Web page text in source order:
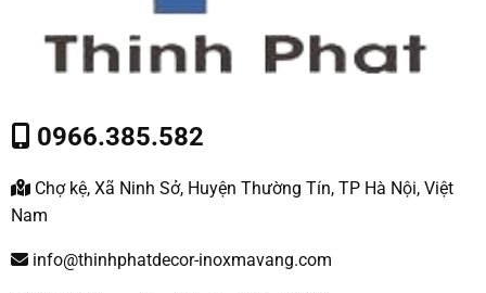
0966.385.582
Chợ kệ, Xã Ninh Sở, Huyện Thường Tín, TP Hà Nội, Việt
Nam
info@thinhphatdecor-inoxmavang.com